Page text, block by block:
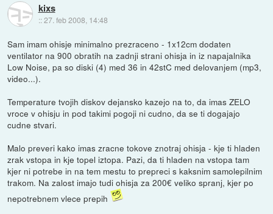
kixs
::27. feb 2008, 14:48
Sam imam ohisje minimalno prezraceno - 1x12cm dodaten
ventilator na 900 obratih na zadnji strani ohisja in iz napajalnika
Low Noise, pa so diski (4) med 36 in 42stC med delovanjem (mp3,
video...).
Temperature tvojih diskov dejansko kazejo na to, da imas ZELO
vroce v ohisju in pod takimi pogoji ni cudno, da se ti dogajajo
cudne stvari.
Malo preveri kako imas zracne tokove znotraj ohisja - kje ti hladen
zrak vstopa in kje topel iztopa. Pazi, da ti hladen na vstopa tam
kjer ni potrebe in na tem mestu to prepreci s kaksnim samolepilnim
trakom. Na zalost imajo tudi ohisja za 200€ veliko spranj, kjer po
nepotrebnem vlece prepih